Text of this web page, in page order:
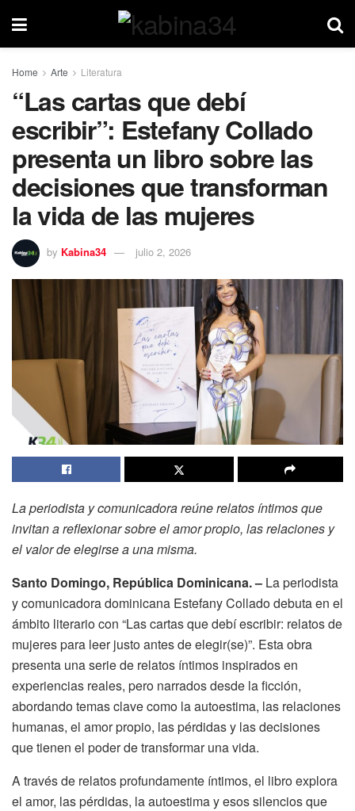
Home Arte Literatura
“Las cartas que debí
escribir”: Estefany Collado
presenta un libro sobre las
decisiones que transforman
la vida de las mujeres
by Kabina34 julio 2, 2026
La periodista y comunicadora reúne relatos íntimos que
invitan a reflexionar sobre el amor propio, las relaciones y
el valor de elegirse a una misma.
Santo Domingo, República Dominicana. – La periodista
y comunicadora dominicana Estefany Collado debuta en el
ámbito literario con “Las cartas que debí escribir: relatos de
mujeres para leer justo antes de elegir(se)”. Esta obra
presenta una serie de relatos íntimos inspirados en
experiencias reales, pero narrados desde la ficción,
abordando temas clave como la autoestima, las relaciones
humanas, el amor propio, las pérdidas y las decisiones
que tienen el poder de transformar una vida.
A través de relatos profundamente íntimos, el libro explora
el amor, las pérdidas, la autoestima y esos silencios que